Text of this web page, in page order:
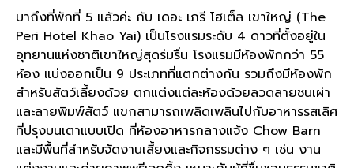
มาถึงที่พักที่ 5 แล้วค่ะ กับ เดอะ เภรี โฮเต็ล เขาใหญ่ (The
Peri Hotel Khao Yai) เป็นโรงแรมระดับ 4 ดาวที่ตั้งอยู่ใน
อุทยานแห่งชาติเขาใหญ่สุดร่มรื่น โรงแรมมีห้องพักกว่า 55
ห้อง แบ่งออกเป็น 9 ประเภทที่แตกต่างกัน รวมถึงมีห้องพัก
สำหรับสัตว์เลี้ยงด้วย ตกแต่งแต่ละห้องด้วยลวดลายชนเผ่า
และลายพิมพ์สัตว์ แขกสามารถเพลิดเพลินไปกับอาหารรสเลิศ
ที่ปรุงบนเตาแบบเปิด ที่ห้องอาหารกลางแจ้ง Chow Barn
และมีพื้นที่สำหรับจัดงานเลี้ยงและกิจกรรมต่าง ๆ เช่น งาน